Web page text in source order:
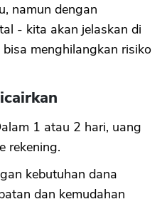
namun dengan
- kita akan jelaskan di
menghilangkan risiko
1 atau 2 hari, uang
rekening.
kebutuhan dana
dan kemudahan